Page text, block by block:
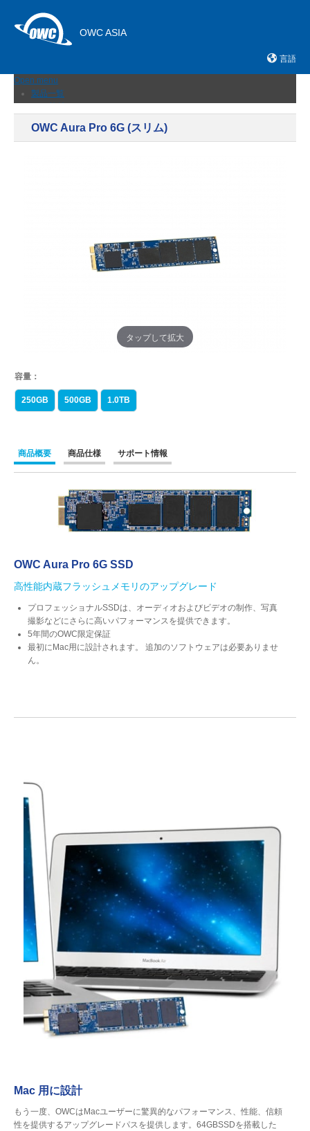
OWC ASIA
言語
Open menu
製品一覧
ネットワークストレージ
OWC Aura Pro 6G (スリム)
タップして拡大
容量：
250GB 500GB 1.0TB
商品概要 商品仕様 サポート情報
OWC Aura Pro 6G SSD
高性能内蔵フラッシュメモリのアップグレード
プロフェッショナルSSDは、オーディオおよびビデオの制作、写真
撮影などにさらに高いパフォーマンスを提供できます。
5年間のOWC限定保証
最初にMac用に設計されます。 追加のソフトウェアは必要ありませ
ん。
Mac 用に設計
もう一度、OWCはMacユーザーに驚異的なパフォーマンス、性能、信頼
性を提供するアップグレードパスを提供します。64GBSSDを搭載した